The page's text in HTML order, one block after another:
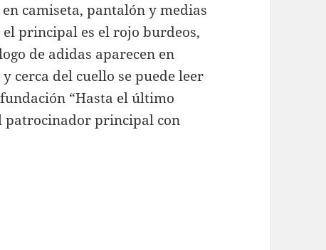
camiseta, pantalón y medias
principal es el rojo burdeos,
de adidas aparecen en
cerca del cuello se puede leer
“Hasta el último
patrocinador principal con